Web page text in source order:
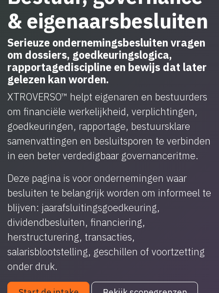
& eigenaarsbesluiten
Serieuze ondernemingsbesluiten vragen
om dossiers, goedkeuringslogica,
rapportagediscipline en bewijs dat later
gelezen kan worden.
XTROVERSO™ helpt eigenaren en bestuurders
om financiële werkelijkheid, verplichtingen,
goedkeuringen, rapportage, bestuursklare
samenvattingen en besluitsporen te verbinden
in een beter verdedigbaar governanceritme.
Deze pagina is voor ondernemingen waar
besluiten te belangrijk worden om informeel te
blijven: jaarafsluitingsgoedkeuring,
dividendbesluiten, financiering,
herstructurering, transacties,
salarisblootstelling, geschillen of voortzetting
onder druk.